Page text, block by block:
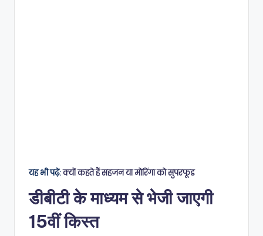
यह भी पढ़ें:क्यों कहते हैं सहजन या मोरिंगा को सुपरफूड
डीबीटी के माध्यम से भेजी जाएगी
15वीं किस्त